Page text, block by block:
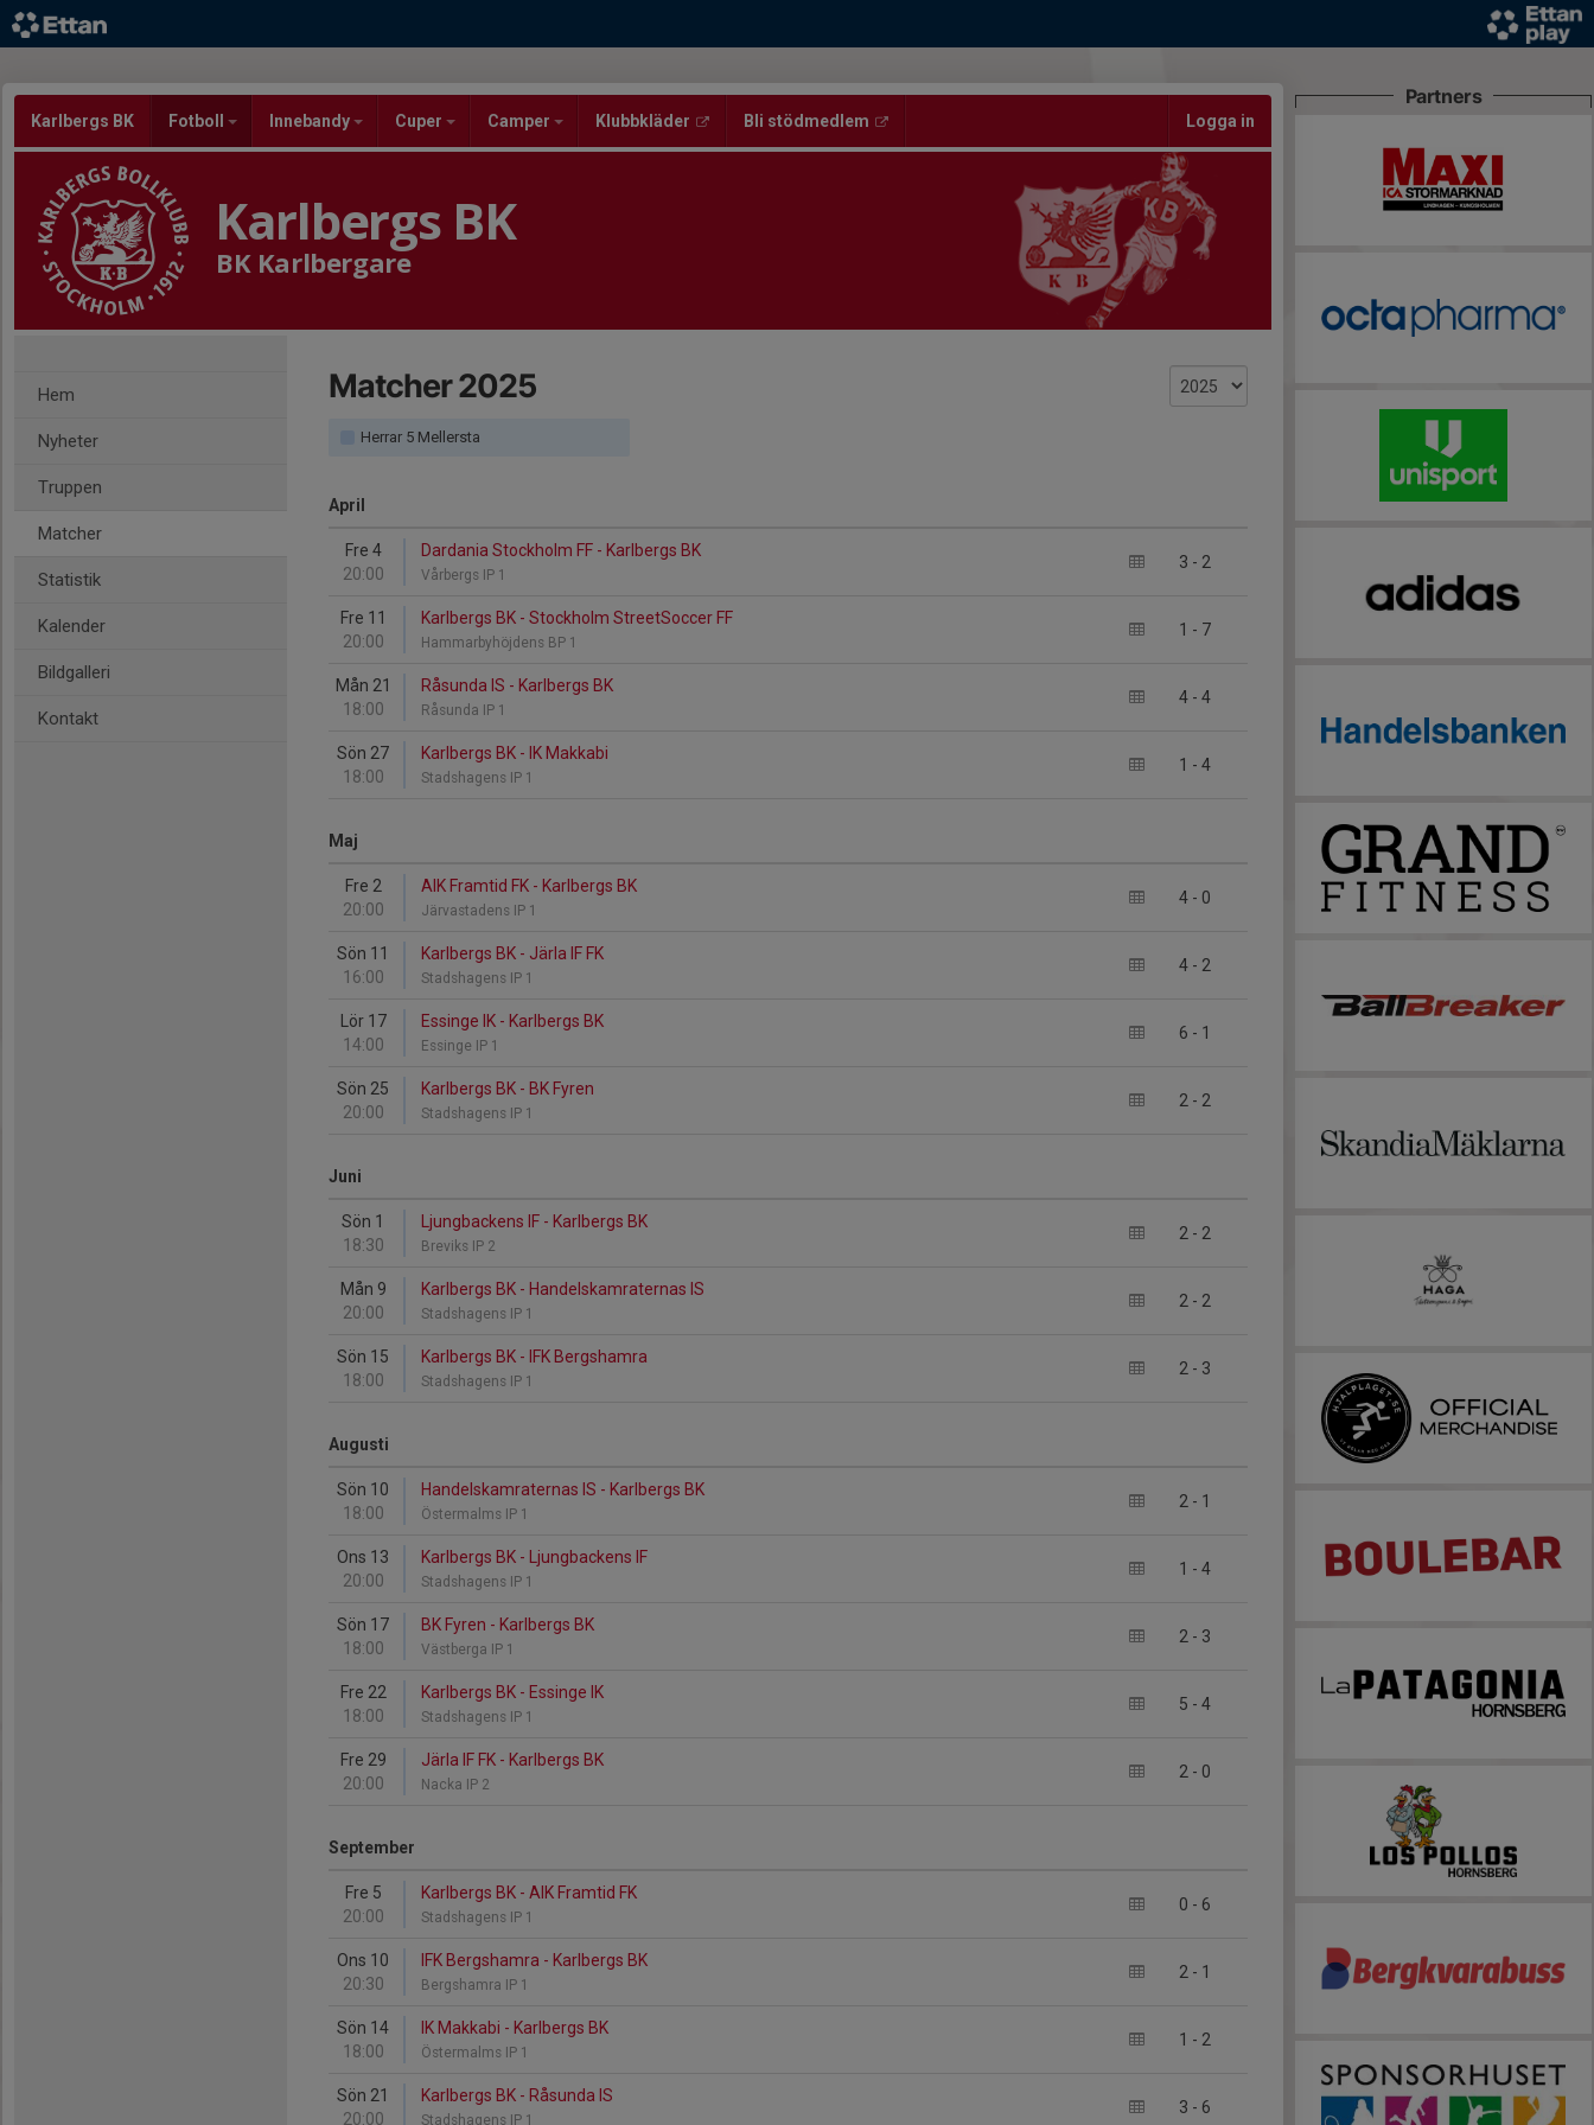
Karlbergs BK Fotboll Innebandy Cuper Camper Klubbkläder Bli stödmedlem Logga in
Karlbergs BK
BK Karlbergare
Hem
Nyheter
Truppen
Matcher
Statistik
Kalender
Bildgalleri
Kontakt
Matcher 2025
Herrar 5 Mellersta
April
Fre 4
20:00
3 - 2
Dardania Stockholm FF - Karlbergs BK
Vårbergs IP 1
Fre 11
20:00
1 - 7
Karlbergs BK - Stockholm StreetSoccer FF
Hammarbyhöjdens BP 1
Mån 21
18:00
4 - 4
Råsunda IS - Karlbergs BK
Råsunda IP 1
Sön 27
18:00
1 - 4
Karlbergs BK - IK Makkabi
Stadshagens IP 1
Maj
Fre 2
20:00
4 - 0
AIK Framtid FK - Karlbergs BK
Järvastadens IP 1
Sön 11
16:00
4 - 2
Karlbergs BK - Järla IF FK
Stadshagens IP 1
Lör 17
14:00
6 - 1
Essinge IK - Karlbergs BK
Essinge IP 1
Sön 25
20:00
2 - 2
Karlbergs BK - BK Fyren
Stadshagens IP 1
Juni
Sön 1
18:30
2 - 2
Ljungbackens IF - Karlbergs BK
Breviks IP 2
Mån 9
20:00
2 - 2
Karlbergs BK - Handelskamraternas IS
Stadshagens IP 1
Sön 15
18:00
2 - 3
Karlbergs BK - IFK Bergshamra
Stadshagens IP 1
Augusti
Sön 10
18:00
2 - 1
Handelskamraternas IS - Karlbergs BK
Östermalms IP 1
Ons 13
20:00
1 - 4
Karlbergs BK - Ljungbackens IF
Stadshagens IP 1
Sön 17
18:00
2 - 3
BK Fyren - Karlbergs BK
Västberga IP 1
Fre 22
18:00
5 - 4
Karlbergs BK - Essinge IK
Stadshagens IP 1
Fre 29
20:00
2 - 0
Järla IF FK - Karlbergs BK
Nacka IP 2
September
Fre 5
20:00
0 - 6
Karlbergs BK - AIK Framtid FK
Stadshagens IP 1
Ons 10
20:30
2 - 1
IFK Bergshamra - Karlbergs BK
Bergshamra IP 1
Sön 14
18:00
1 - 2
IK Makkabi - Karlbergs BK
Östermalms IP 1
Sön 21
20:00
3 - 6
Karlbergs BK - Råsunda IS
Stadshagens IP 1
Partners